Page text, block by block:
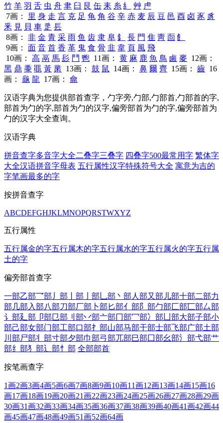
竹 羊 羽 舌 虫 舟 聿 臼 艮 缶 耒 糸 糹 艸 虍
7画： 里 身 走 言 克 足 龟 角 谷 辛 赤 麦 辰 豆 邑 酉 卤 豕 豸
釆 見 貝 車 辵 镸
8画： 非 金 青 采 雨 鱼 齿 隶 阜 釒 長 門 隹 靑 靣 飠
9画： 面 音 首 香 革 鬼 食 骨 韭 韋 頁 風 飛
10画： 高 鬲 馬 髟 鬥 鬯 11画： 黄 麻 鹿 魚 鳥 鹵 麥 12画：
黑 鼎 黍 黽 黃 黹 13画： 鼓 鼠 14画： 鼻 爾 齊 15画： 齒 16
画： 龜 龍 17画： 龠
汉语字典为您提供部首查字，勹字旁,勹部,勹部首,勹部首的字,
部首为勹的字,部首为勹的汉字,偏旁部首为勹的字,偏旁部首为
勹的汉字大全查询。
汉语字典
拼音查字多音字大全二叠字三叠字 四叠字500最常用字 繁体字
大全汉语拼音字母表 五行属性汉字特殊符号大全 寓意为吉的
字笔画最多的字
按拼音查字
ABCDEFGHJKLMNOPQRSTWXYZ
五行属性
五行属金的字五行属木的字五行属水的字五行属火的字五行属
土的字
偏旁部首查字
一部乙部乛部 丿部 丨部 亅部 乚部 丶部 人部又部 儿部十部二部力
部 几部 入部八部刀部厂部 卜部 匕部亻部 阝部勹部匚部匸部厶部
讠部廴部 卩部㔾部 刂部丷部亠部 冂部冖部冫部 凵部大部子部小
部己部女部门部工部口部扌部山部马部干部士部飞部广部土部
川部尸部丬部寸部夕部巾部弓部兀部巳部囗部幺部氵部弋部艹
部纟部犭部辶部忄部 全部部首
按笔画查字
1画2画3画4画5画6画7画8画9画10画11画12画13画14画15画16
画17画18画19画20画21画22画23画24画25画26画27画28画29画
30画31画32画33画34画35画36画37画38画39画40画41画42画44
画45画47画48画49画51画52画64画